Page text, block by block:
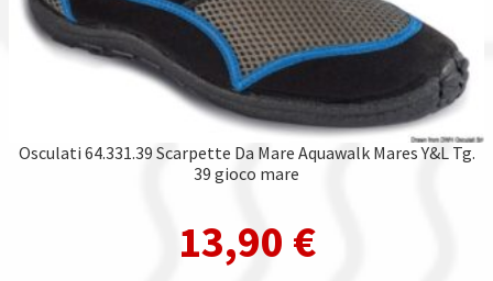
Osculati 64.331.39 Scarpette Da Mare Aquawalk Mares Y&L Tg.
39 gioco mare
13,90 €